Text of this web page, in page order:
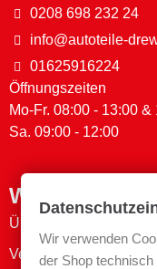
0208 698 232 24
info@autoteile-
01625916224
Öffnungszeiten
Mo-Fr. 08:00 - 13:00 &
Sa. 09:00 - 12:00
Wichtige Links
Über uns
Versand- &
Wir verwenden
der Shop